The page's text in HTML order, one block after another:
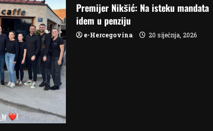
Premijer Nikšić: Na isteku mandata
idem u penziju
e-Hercegovina 20 siječnja, 2026